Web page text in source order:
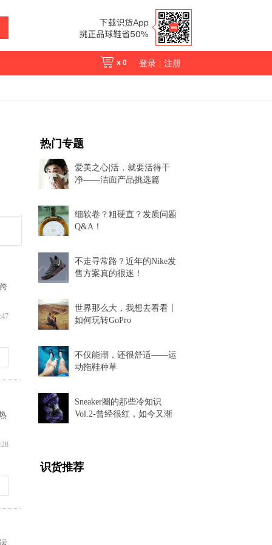
x 0 登录 注册
热门专题
爱美之心|活，就要活得干
净——洁面产品挑选篇
细软卷？粗硬直？发质问题
Q&A！
不走寻常路？近年的Nike发
售方案真的很迷！
世界那么大，我想去看看丨
如何玩转GoPro
不仅能潮，还很舒适——运
动拖鞋种草
Sneaker圈的那些冷知识
Vol.2-曾经很红，如今又渐
识货推荐